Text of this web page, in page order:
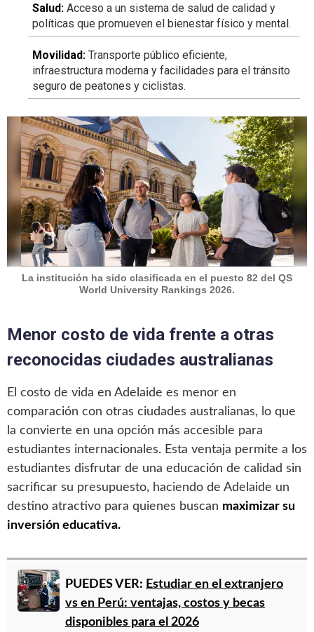
Salud: Acceso a un sistema de salud de calidad y
políticas que promueven el bienestar físico y mental.
Movilidad: Transporte público eficiente,
infraestructura moderna y facilidades para el tránsito
seguro de peatones y ciclistas.
La institución ha sido clasificada en el puesto 82 del QS
World University Rankings 2026.
Menor costo de vida frente a otras
reconocidas ciudades australianas
El costo de vida en Adelaide es menor en
comparación con otras ciudades australianas, lo que
la convierte en una opción más accesible para
estudiantes internacionales. Esta ventaja permite a los
estudiantes disfrutar de una educación de calidad sin
sacrificar su presupuesto, haciendo de Adelaide un
destino atractivo para quienes buscan maximizar su
inversión educativa.
PUEDES VER: Estudiar en el extranjero
vs en Perú: ventajas, costos y becas
disponibles para el 2026